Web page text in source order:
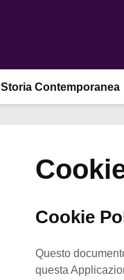
Storia Contemporanea
Cookie
Questo
questa